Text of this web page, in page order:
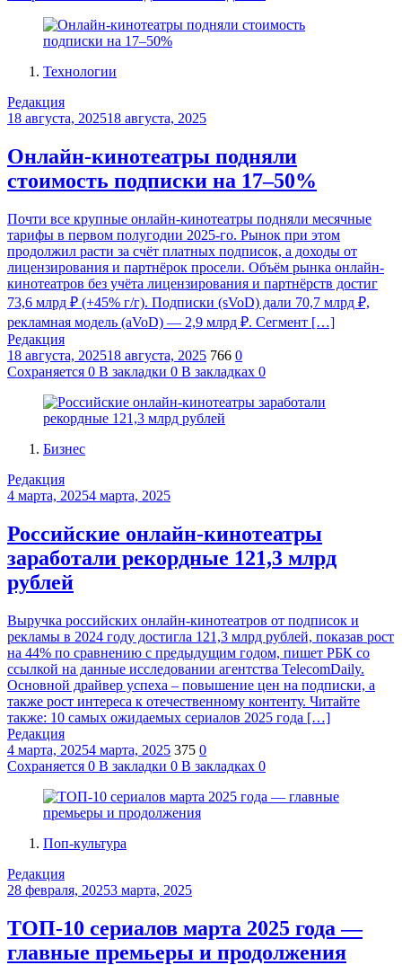
Технологии
Редакция
18 августа, 202518 августа, 2025
Онлайн-кинотеатры подняли
стоимость подписки на 17–50%
Почти все крупные онлайн-кинотеатры подняли месячные
тарифы в первом полугодии 2025-го. Рынок при этом
продолжил расти за счёт платных подписок, а доходы от
лицензирования и партнёрок просели. Объём рынка онлайн-
кинотеатров без учёта лицензирования и партнёрств достиг
73,6 млрд ₽ (+45% г/г). Подписки (sVoD) дали 70,7 млрд ₽,
рекламная модель (aVoD) — 2,9 млрд ₽. Сегмент […]
Редакция
18 августа, 202518 августа, 2025 766 0
Сохраняется 0 В закладки 0 В закладках 0
Бизнес
Редакция
4 марта, 20254 марта, 2025
Российские онлайн-кинотеатры
заработали рекордные 121,3 млрд
рублей
Выручка российских онлайн-кинотеатров от подписок и
рекламы в 2024 году достигла 121,3 млрд рублей, показав рост
на 44% по сравнению с предыдущим годом, пишет РБК со
ссылкой на данные исследовании агентства TelecomDaily.
Основной драйвер успеха – повышение цен на подписки, а
также рост интереса к отечественному контенту. Читайте
также: 10 самых ожидаемых сериалов 2025 года […]
Редакция
4 марта, 20254 марта, 2025 375 0
Сохраняется 0 В закладки 0 В закладках 0
Поп-культура
Редакция
28 февраля, 20253 марта, 2025
ТОП-10 сериалов марта 2025 года —
главные премьеры и продолжения